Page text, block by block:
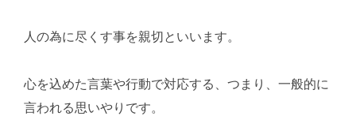
人の為に尽くす事を親切といいます。
心を込めた言葉や行動で対応する、つまり、一般的に
言われる思いやりです。